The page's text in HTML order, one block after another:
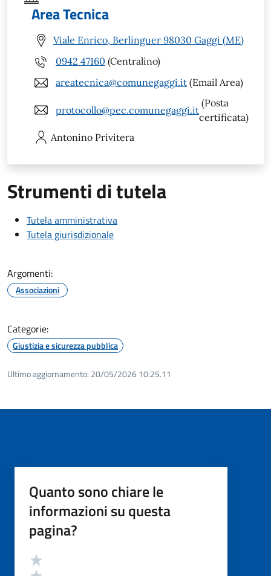
Area Tecnica
Viale Enrico, Berlinguer 98030 Gaggi (ME)
0942 47160 (Centralino)
areatecnica@comunegaggi.it (Email Area)
protocollo@pec.comunegaggi.it
(Posta
certificata)
Antonino Privitera
Strumenti di tutela
Tutela amministrativa
Tutela giurisdizionale
Argomenti:
Associazioni
Categorie:
Giustizia e sicurezza pubblica
Ultimo aggiornamento: 20/05/2026 10:25.11
Quanto sono chiare le
informazioni su questa
pagina?
Valutazione